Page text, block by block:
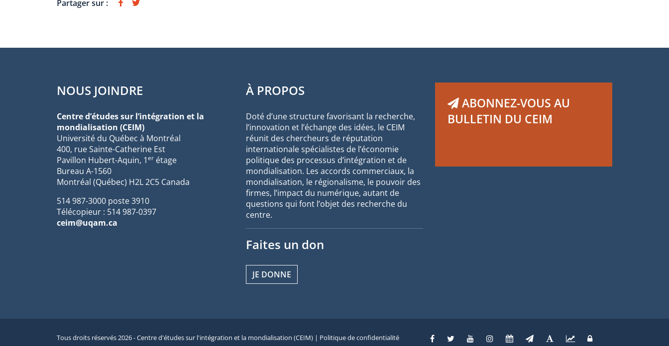
Partager sur :
NOUS JOINDRE
Centre d’études sur l’intégration et la
mondialisation (CEIM)
Université du Québec à Montréal
400, rue Sainte-Catherine Est
Pavillon Hubert-Aquin, 1er étage
Bureau A-1560
Montréal (Québec) H2L 2C5 Canada
514 987-3000 poste 3910
Télécopieur : 514 987-0397
ceim@uqam.ca
À PROPOS
Doté d’une structure favorisant la recherche,
l’innovation et l’échange des idées, le CEIM
réunit des chercheurs de réputation
internationale spécialistes de l’économie
politique des processus d’intégration et de
mondialisation. Les accords commerciaux, la
mondialisation, le régionalisme, le pouvoir des
firmes, l’impact du numérique, autant de
questions qui font l’objet des recherche du
centre.
Faites un don
JE DONNE
ABONNEZ-VOUS AU
BULLETIN DU CEIM
Tous droits réservés 2026 - Centre d'études sur l'intégration et la mondialisation (CEIM) | Politique de confidentialité